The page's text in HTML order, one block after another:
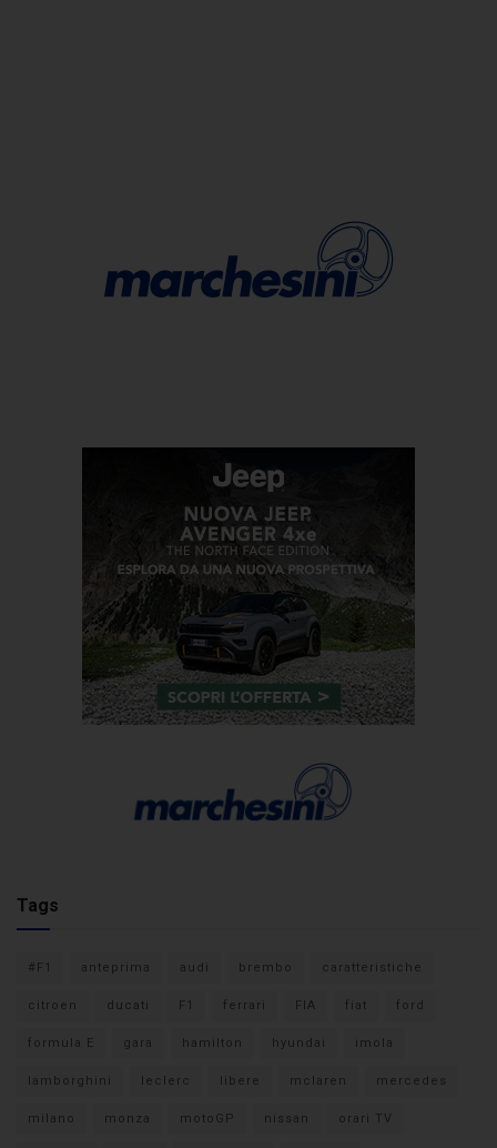
Tags
#F1 anteprima audi brembo caratteristiche
citroen ducati F1 ferrari FIA fiat ford
formula E gara hamilton hyundai imola
lamborghini leclerc libere mclaren mercedes
milano monza motoGP nissan orari TV